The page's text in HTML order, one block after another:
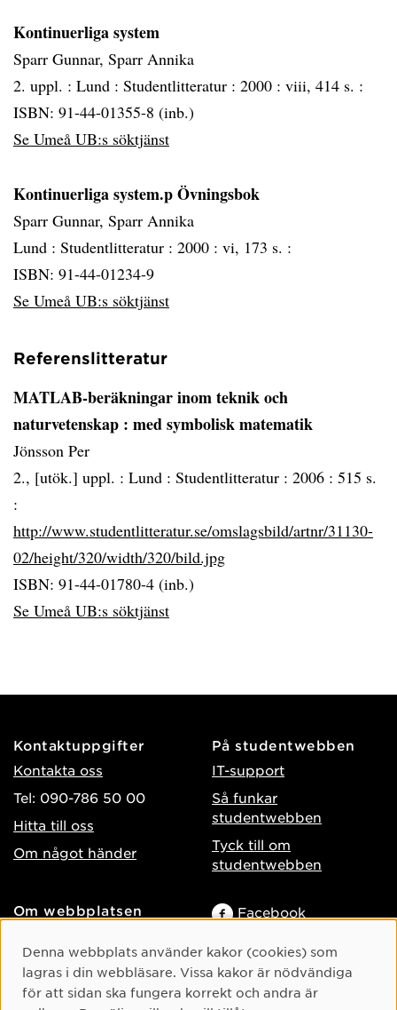
Kontinuerliga system
Sparr Gunnar, Sparr Annika
2. uppl. : Lund : Studentlitteratur : 2000 : viii, 414 s. :
ISBN: 91-44-01355-8 (inb.)
Se Umeå UB:s söktjänst
Kontinuerliga system.p Övningsbok
Sparr Gunnar, Sparr Annika
Lund : Studentlitteratur : 2000 : vi, 173 s. :
ISBN: 91-44-01234-9
Se Umeå UB:s söktjänst
Referenslitteratur
MATLAB-beräkningar inom teknik och
naturvetenskap : med symbolisk matematik
Jönsson Per
2., [utök.] uppl. : Lund : Studentlitteratur : 2006 : 515 s.
:
http://www.studentlitteratur.se/omslagsbild/artnr/31130-
02/height/320/width/320/bild.jpg
ISBN: 91-44-01780-4 (inb.)
Se Umeå UB:s söktjänst
Kontaktuppgifter
Kontakta oss
Tel: 090-786 50 00
Hitta till oss
Om något händer
På studentwebben
IT-support
Så funkar
studentwebben
Tyck till om
studentwebben
Om webbplatsen
Behandling av
personuppgifter
Facebook
TikTok
Youtube
Cookie-samtycke
Denna webbplats använder kakor (cookies) som
lagras i din webbläsare. Vissa kakor är nödvändiga
för att sidan ska fungera korrekt och andra är